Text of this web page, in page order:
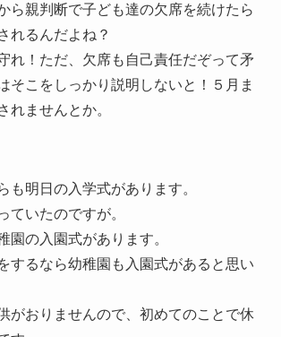
ら親判断で子ども達の欠席を続けたら
れるんだよね？
れ！ただ、欠席も自己責任だぞって矛
そこをしっかり説明しないと！５月ま
れませんとか。
も明日の入学式があります。
ていたのですが。
園の入園式があります。
するなら幼稚園も入園式があると思い
がおりませんので、初めてのことで休